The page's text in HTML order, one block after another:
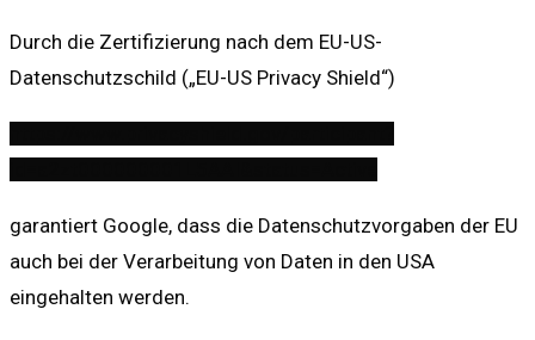
Durch die Zertifizierung nach dem EU-US-
Datenschutzschild („EU-US Privacy Shield“)
garantiert Google, dass die Datenschutzvorgaben der EU
auch bei der Verarbeitung von Daten in den USA
eingehalten werden.